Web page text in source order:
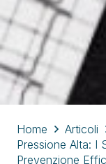
Home
Articoli
Pressione Alta: I
Prevenzione